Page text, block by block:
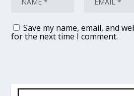
Save my name, email, and
for the next time I comment.